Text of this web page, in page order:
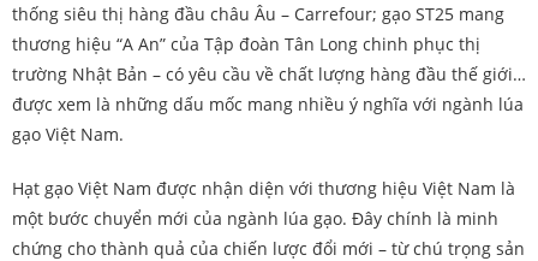
thống siêu thị hàng đầu châu Âu – Carrefour; gạo ST25 mang
thương hiệu “A An” của Tập đoàn Tân Long chinh phục thị
trường Nhật Bản – có yêu cầu về chất lượng hàng đầu thế giới…
được xem là những dấu mốc mang nhiều ý nghĩa với ngành lúa
gạo Việt Nam.
Hạt gạo Việt Nam được nhận diện với thương hiệu Việt Nam là
một bước chuyển mới của ngành lúa gạo. Đây chính là minh
chứng cho thành quả của chiến lược đổi mới – từ chú trọng sản